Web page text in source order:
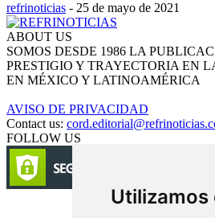
Utilizamos
refrinoticias - 25 de mayo de 2021
ABOUT US
SOMOS DESDE 1986 LA
PRESTIGIO Y TRAYECTORIA EN
EN MÉXICO Y LATINOAMÉRICA
AVISO DE PRIVACIDAD
Contact us:
FOLLOW US